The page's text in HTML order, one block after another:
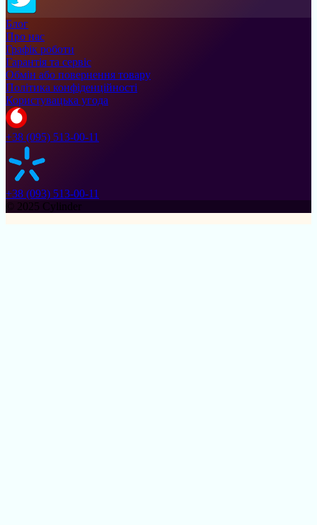
Блог
Про нас
Графік роботи
Гарантія та сервіс
Обмін або повернення товару
Політика конфіденційності
Користувацька угода
+38 (095) 513-00-11
+38 (093) 513-00-11
© 2025 Cylinder